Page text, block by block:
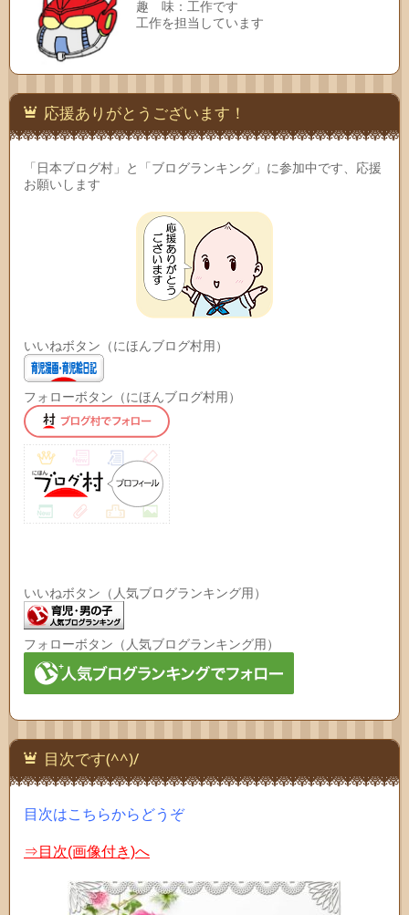
趣 味：工作です
工作を担当しています
応援ありがとうございます！
「日本ブログ村」と「ブログランキング」に参加中です、応援
お願いします
いいねボタン（にほんブログ村用）
フォローボタン（にほんブログ村用）
いいねボタン（人気ブログランキング用）
フォローボタン（人気ブログランキング用）
目次です(^^)/
目次はこちらからどうぞ
⇒目次(画像付き)へ